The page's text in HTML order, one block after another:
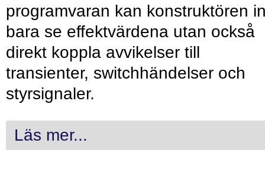
programvaran kan konstruktören
bara se effektvärdena utan också
direkt koppla avvikelser till
transienter, switchhändelser och
styrsignaler.
Läs mer...